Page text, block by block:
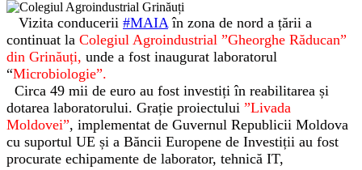
Vizita conducerii #MAIA în zona de nord a țării a
continuat la Colegiul Agroindustrial ”Gheorghe Răducan”
din Grinăuți, unde a fost inaugurat laboratorul
“Microbiologie”.
Circa 49 mii de euro au fost investiți în reabilitarea și
dotarea laboratorului. Grație proiectului ”Livada
Moldovei”, implementat de Guvernul Republicii Moldova
cu suportul UE și a Băncii Europene de Investiții au fost
procurate echipamente de laborator, tehnică IT,